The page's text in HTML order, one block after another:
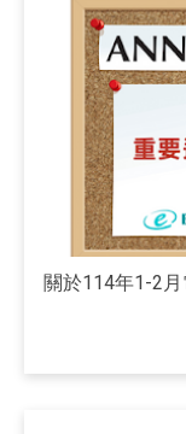
關於114年1-2